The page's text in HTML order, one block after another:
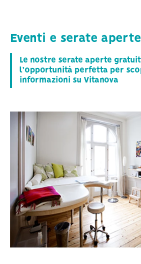
Eventi e serate aperte
Le nostre serate aperte
l’opportunità perfetta per
informazioni su Vitanova